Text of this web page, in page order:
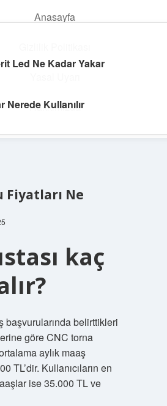
Anasayfa
Hakkımızda
ve İlham
projelerle dünyanı inşa et!
Fiyatları Ne
kaç
başvurularında belirttikleri
göre CNC torna
aylık maaş
TL’dir. Kullanıcıların en
ise 35.000 TL ve
Led Ne Kadar Yakar
Nerede Kullanılır